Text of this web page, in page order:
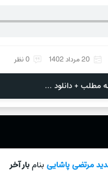
20 مرداد 1402 0 نظر
مطلب + دانلود ...
مرتضی پاشاییبنامبار آخر